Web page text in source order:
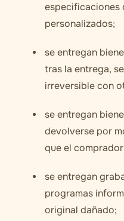
especificaciones
personalizados;
se entregan
tras la entrega,
irreversible con
se entregan
devolverse por
que el
se entregan
programas
original dañado;